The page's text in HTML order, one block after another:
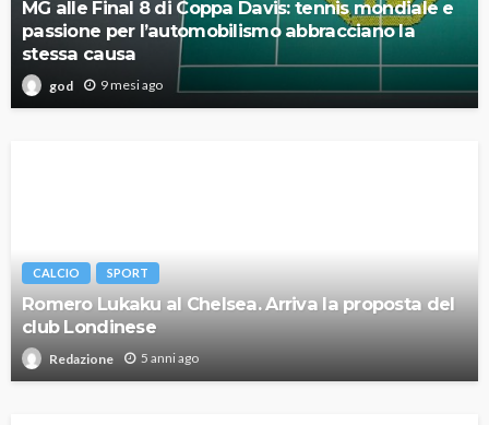
MG alle Final 8 di Coppa Davis: tennis mondiale e
passione per l’automobilismo abbracciano la
stessa causa
god 9 mesi ago
CALCIO SPORT
Romero Lukaku al Chelsea. Arriva la proposta del
club Londinese
Redazione 5 anni ago